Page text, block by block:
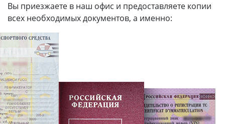
Вы приезжаете в наш офис и предоставляете копии
всех необходимых документов, а именно: